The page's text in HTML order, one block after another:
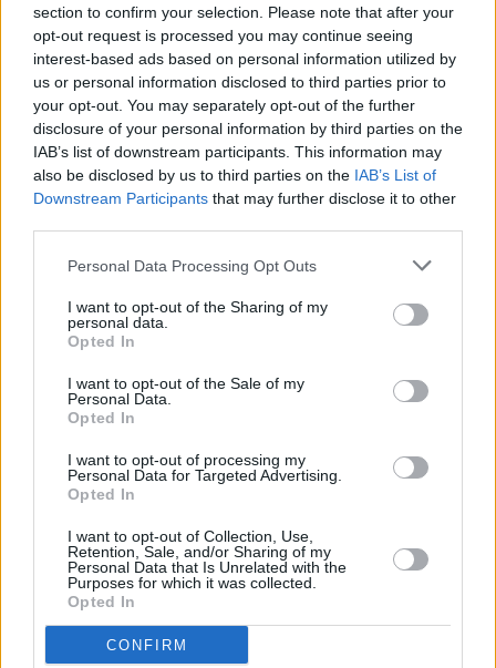
section to confirm your selection. Please note that after your
opt-out request is processed you may continue seeing
interest-based ads based on personal information utilized by
us or personal information disclosed to third parties prior to
your opt-out. You may separately opt-out of the further
disclosure of your personal information by third parties on the
IAB’s list of downstream participants. This information may
also be disclosed by us to third parties on the IAB’s List of
Downstream Participants that may further disclose it to other
Personal Data Processing Opt Outs
I want to opt-out of the Sharing of my
personal data.
Opted In
I want to opt-out of the Sale of my
Personal Data.
Opted In
I want to opt-out of processing my
Personal Data for Targeted Advertising.
Opted In
I want to opt-out of Collection, Use,
Retention, Sale, and/or Sharing of my
Personal Data that Is Unrelated with the
Purposes for which it was collected.
Opted In
CONFIRM
una isla orgullosa, diversa y libre",
Escribir un comentario
Nombre
(requerido)
Refescar
JComments
PUBLICIDAD